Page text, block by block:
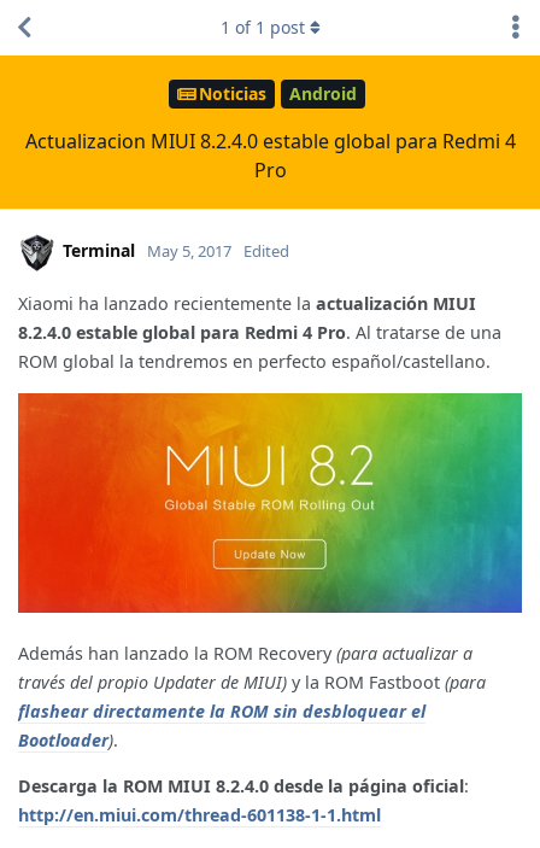
Noticias Android
Actualizacion MIUI 8.2.4.0 estable global para Redmi 4
Pro
1 of 1 post
Terminal May 5, 2017 Edited
Xiaomi ha lanzado recientemente la actualización MIUI
8.2.4.0 estable global para Redmi 4 Pro. Al tratarse de una
ROM global la tendremos en perfecto español/castellano.
Además han lanzado la ROM Recovery (para actualizar a
través del propio Updater de MIUI) y la ROM Fastboot (para
flashear directamente la ROM sin desbloquear el
Bootloader).
Descarga la ROM MIUI 8.2.4.0 desde la página oficial:
http://en.miui.com/thread-601138-1-1.html